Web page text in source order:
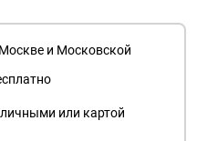
и Московской
или картой